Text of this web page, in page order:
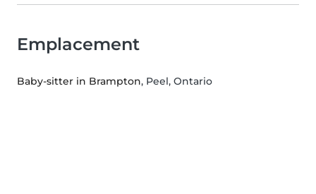
Emplacement
Baby-sitter in Brampton, Peel, Ontario